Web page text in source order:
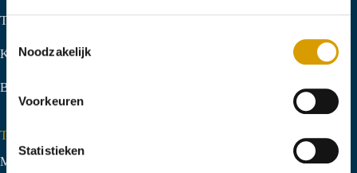
o
s
e
m
Noodzakelijk
Voorkeuren
Statistieken
Tel.
KVK-nummer: 90690427
Btw-nummer: NL865411931B01
Toms Creek Zwolle
Middeldijk 20, 8094 PS Hattemerbroek